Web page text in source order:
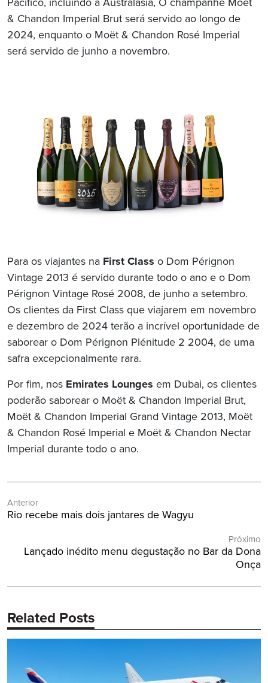
Pacífico, incluindo a Australásia, O champanhe Moët
& Chandon Imperial Brut será servido ao longo de
2024, enquanto o Moët & Chandon Rosé Imperial
será servido de junho a novembro.
Para os viajantes na First Class o Dom Pérignon
Vintage 2013 é servido durante todo o ano e o Dom
Pérignon Vintage Rosé 2008, de junho a setembro.
Os clientes da First Class que viajarem em novembro
e dezembro de 2024 terão a incrível oportunidade de
saborear o Dom Pérignon Plénitude 2 2004, de uma
safra excepcionalmente rara.
Por fim, nos Emirates Lounges em Dubai, os clientes
poderão saborear o Moët & Chandon Imperial Brut,
Moët & Chandon Imperial Grand Vintage 2013, Moët
& Chandon Rosé Imperial e Moët & Chandon Nectar
Imperial durante todo o ano.
de
Anterior
Post
Rio recebe mais dois jantares de Wagyu
Próximo
Próximo
Lançado inédito menu degustação no Bar da Dona
Onça
Related Posts